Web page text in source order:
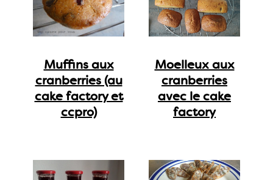
Muffins aux
cranberries (au
cake factory et
ccpro)
Moelleux aux
cranberries
avec le cake
factory